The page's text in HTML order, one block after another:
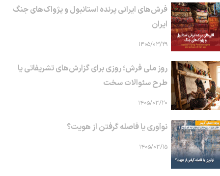
فرش‌های ایرانی پرنده استانبول و پژواک‌های جنگ
ایران
۱۴۰۵/۰۳/۲۹
روز ملی فرش؛ روزی برای گزارش‌های تشریفاتی یا
طرح سئوالات سخت
۱۴۰۵/۰۳/۲۰
نوآوری یا فاصله گرفتن از هویت؟
۱۴۰۵/۰۳/۱۵